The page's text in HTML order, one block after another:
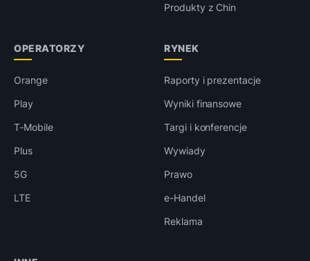
Produkty z Chin
OPERATORZY
Orange
Play
T-Mobile
Plus
5G
LTE
RYNEK
Raporty i prezentacje
Wyniki finansowe
Targi i konferencje
Wywiady
Prawo
e-Handel
Reklama